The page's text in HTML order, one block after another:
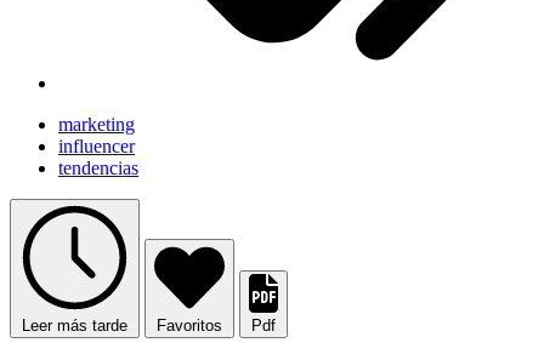
marketing
influencer
tendencias
Leer más tarde Favoritos Pdf